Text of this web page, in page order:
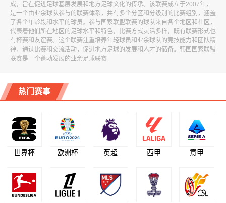
成，旨在促进足球基层发展和地方足球文化的传承。该联赛成立于2007年，
是一个由业余球队参与的联赛体系，共有多个分区和分级别的比赛组别，涵盖
了各个年龄段和水平的球员。参与国家联盟联赛的球队来自各个地区和社区，
代表着他们所在地区的足球水平和特色，比赛方式灵活多样，既有联赛形式也
有杯赛和友谊赛。这个联赛注重培养年轻球员和业余球队的竞技能力和团队精
神，通过比赛和交流活动，促进地方足球的发展和人才的储备。韩国国家联盟
联赛是一个蓬勃发展的业余足球联赛
热门赛事
世界杯 欧洲杯 英超 西甲 意甲